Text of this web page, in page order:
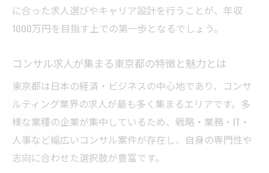
昇進スピードと年収の関係を徹底解説
コンサルタント転職で収入を上げる方法を
学歴以外で輝くコンサル就職の秘訣
コンサル就職で学歴以外に求められる力と
は
BIG4採用で重視されるスキルと実績のアピ
ール術
に合った求人選びやキャリア設計を行うことが、年収
1000万円を目指す上での第一歩となるでしょう。
コンサル求人が集まる東京都の特徴と魅力とは
東京都は日本の経済・ビジネスの中心地であり、コンサ
ルティング業界の求人が最も多く集まるエリアです。多
様な業種の企業が集中しているため、戦略・業務・IT・
人事など幅広いコンサル案件が存在し、自身の専門性や
志向に合わせた選択肢が豊富です。